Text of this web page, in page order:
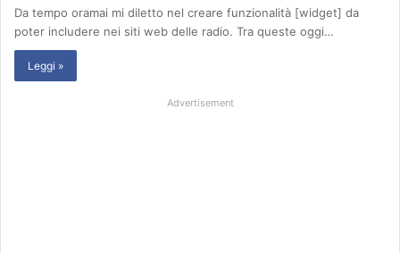
Da tempo oramai mi diletto nel creare funzionalità [widget] da
poter includere nei siti web delle radio. Tra queste oggi…
Leggi »
Advertisement